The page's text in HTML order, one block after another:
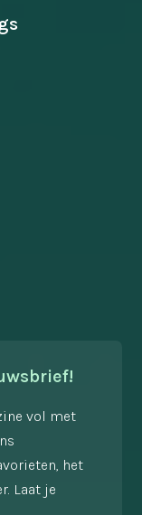
vol met
het
Laat je